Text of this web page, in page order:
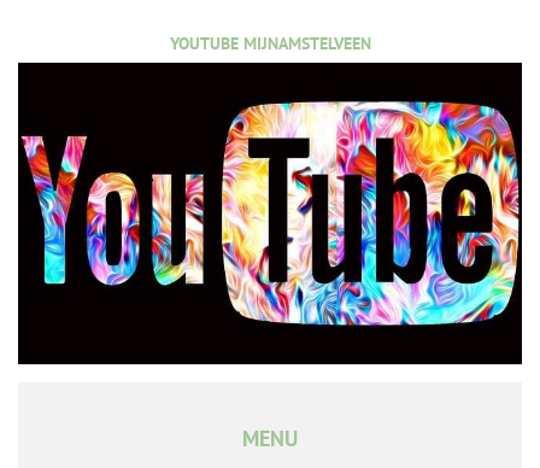
YOUTUBE MIJNAMSTELVEEN
MENU